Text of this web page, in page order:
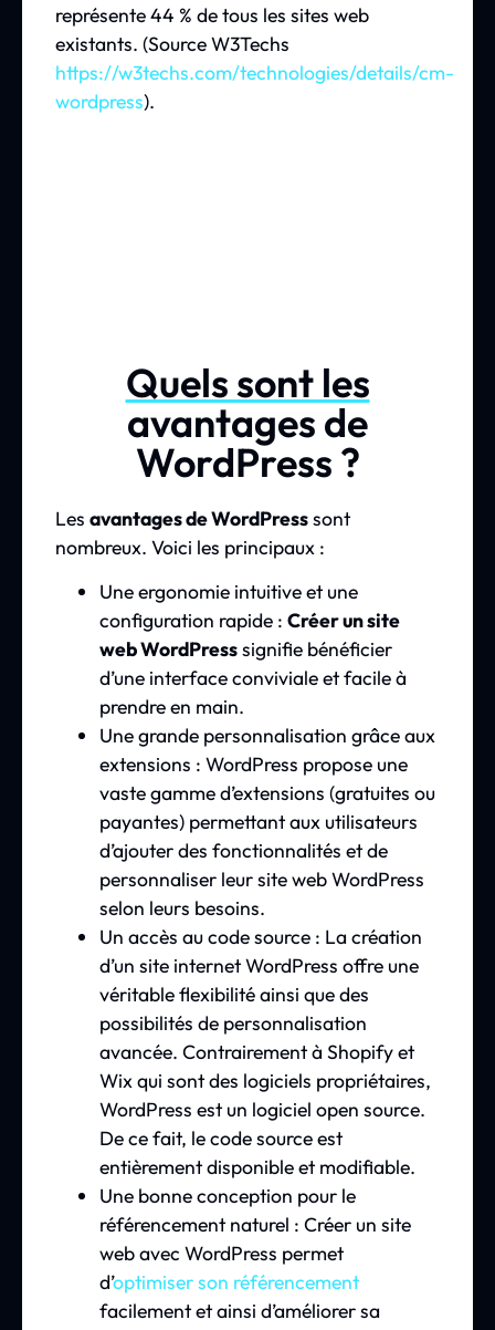
représente 44 % de tous les sites web
existants. (Source W3Techs
https://w3techs.com/technologies/details/cm-
wordpress).
Quels sont les
avantages de
WordPress ?
Les avantages de WordPresssont
nombreux. Voici les principaux :
Une ergonomie intuitive et une
configuration rapide : Créer un site
web WordPresssignifie bénéficier
d’une interface conviviale et facile à
prendre en main.
Une grande personnalisation grâce aux
extensions : WordPress propose une
vaste gamme d’extensions (gratuites ou
payantes) permettant aux utilisateurs
d’ajouter des fonctionnalités et de
personnaliser leur site web WordPress
selon leurs besoins.
Un accès au code source : La création
d’un site internet WordPress offre une
véritable flexibilité ainsi que des
possibilités de personnalisation
avancée. Contrairement à Shopify et
Wix qui sont des logiciels propriétaires,
WordPress est un logiciel open source.
De ce fait, le code source est
entièrement disponible et modifiable.
Une bonne conception pour le
référencement naturel : Créer un site
web avec WordPress permet
d’optimiser son référencement
facilement et ainsi d’améliorer sa